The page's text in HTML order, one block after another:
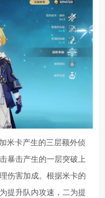
米卡产生的三层额外侦
暴击产生的一层突破上
伤害加成。根据米卡的
提升队内攻速，二为提